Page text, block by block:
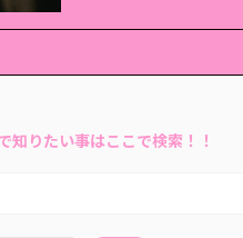
知りたい事はここで検索！！